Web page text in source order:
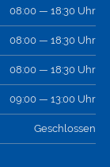
08:00 — 18:30 Uhr
08:00 — 18:30 Uhr
08:00 — 18:30 Uhr
09:00 — 13:00 Uhr
Geschlossen